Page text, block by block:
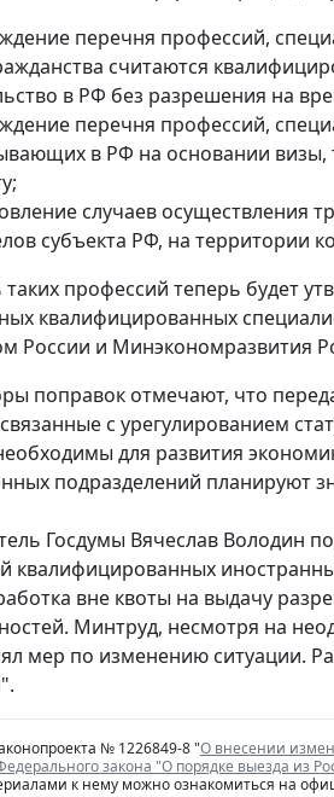
перечня профессий,
считаются
в РФ без разрешения на
перечня профессий,
в РФ на основании визы,
случаев осуществления
субъекта РФ, на территории
профессий теперь будет
квалифицированных
России и Минэкономразвития
поправок отмечают, что
с урегулированием
для развития
подразделений планируют
Госдумы Вячеслав Володин
квалифицированных
вне квоты на выдачу
Минтруд, несмотря на
мер по изменению ситуации.
№ 1226849-8 "О внесении
закона "О порядке выезда из
к нему можно ознакомиться на